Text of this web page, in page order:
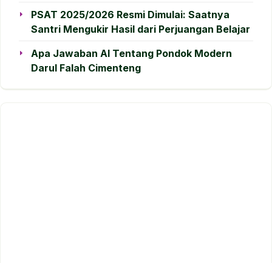
PSAT 2025/2026 Resmi Dimulai: Saatnya
Santri Mengukir Hasil dari Perjuangan Belajar
Apa Jawaban AI Tentang Pondok Modern
Darul Falah Cimenteng